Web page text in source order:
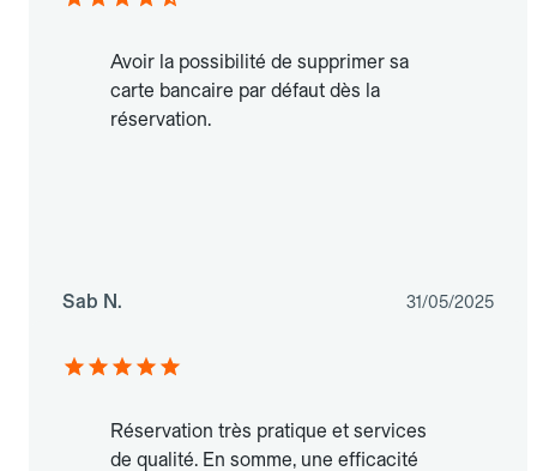
Avoir la possibilité de supprimer sa
carte bancaire par défaut dès la
réservation.
Sab N. 31/05/2025
Réservation très pratique et services
de qualité. En somme, une efficacité